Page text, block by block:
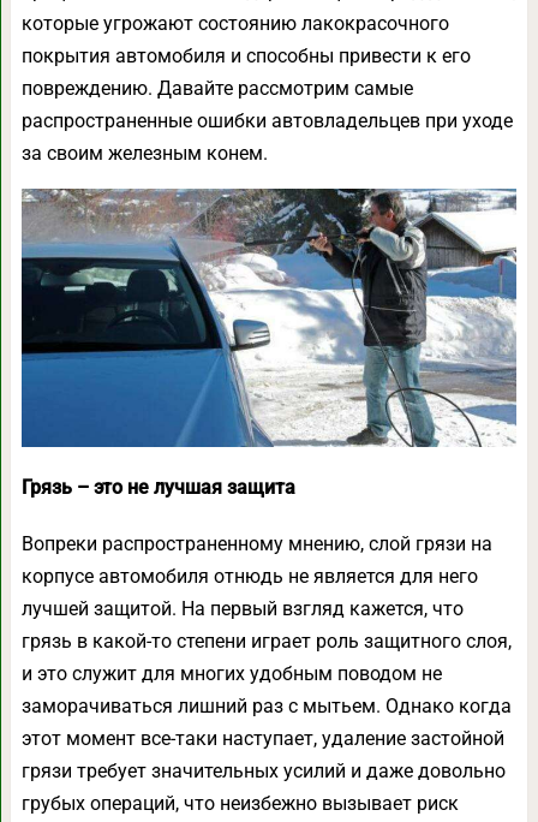
которые угрожают состоянию лакокрасочного
покрытия автомобиля и способны привести к его
повреждению. Давайте рассмотрим самые
распространенные ошибки автовладельцев при уходе
за своим железным конем.
Грязь – это не лучшая защита
Вопреки распространенному мнению, слой грязи на
корпусе автомобиля отнюдь не является для него
лучшей защитой. На первый взгляд кажется, что
грязь в какой-то степени играет роль защитного слоя,
и это служит для многих удобным поводом не
заморачиваться лишний раз с мытьем. Однако когда
этот момент все-таки наступает, удаление застойной
грязи требует значительных усилий и даже довольно
грубых операций, что неизбежно вызывает риск